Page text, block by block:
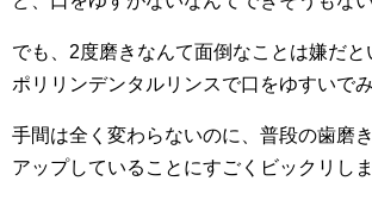
でも、2度磨きなんて面倒なことは嫌だと
ポリリンデンタルリンスで口をゆすいで
手間は全く変わらないのに、普段の歯磨
アップしていることにすごくビックリしま